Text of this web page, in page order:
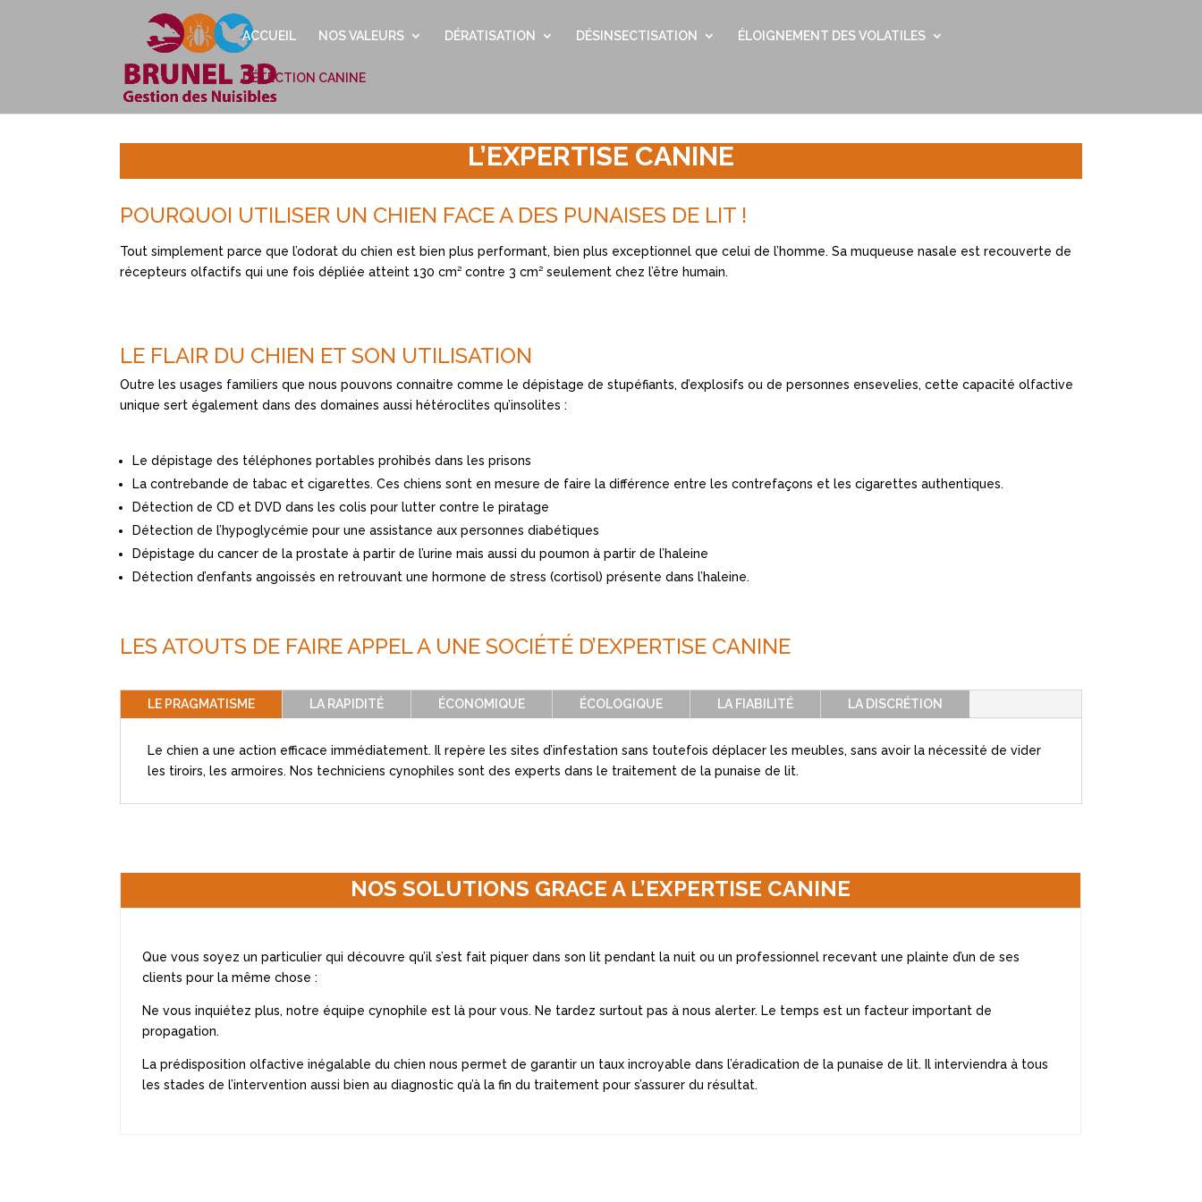
ACCUEIL NOS VALEURS DÉRATISATION DÉSINSECTISATION ÉLOIGNEMENT DES VOLATILES
DÉTECTION CANINE
L’EXPERTISE CANINE
POURQUOI UTILISER UN CHIEN FACE A DES PUNAISES DE LIT !
Tout simplement parce que l’odorat du chien est bien plus performant, bien plus exceptionnel que celui de l’homme. Sa muqueuse nasale est recouverte de
récepteurs olfactifs qui une fois dépliée atteint 130 cm² contre 3 cm² seulement chez l’être humain.
LE FLAIR DU CHIEN ET SON UTILISATION
Outre les usages familiers que nous pouvons connaitre comme le dépistage de stupéfiants, d’explosifs ou de personnes ensevelies, cette capacité olfactive
unique sert également dans des domaines aussi hétéroclites qu’insolites :
Le dépistage des téléphones portables prohibés dans les prisons
La contrebande de tabac et cigarettes. Ces chiens sont en mesure de faire la différence entre les contrefaçons et les cigarettes authentiques.
Détection de CD et DVD dans les colis pour lutter contre le piratage
Détection de l’hypoglycémie pour une assistance aux personnes diabétiques
Dépistage du cancer de la prostate à partir de l’urine mais aussi du poumon à partir de l’haleine
Détection d’enfants angoissés en retrouvant une hormone de stress (cortisol) présente dans l’haleine.
LES ATOUTS DE FAIRE APPEL A UNE SOCIÉTÉ D’EXPERTISE CANINE
LE PRAGMATISME LA RAPIDITÉ ÉCONOMIQUE ÉCOLOGIQUE LA FIABILITÉ LA DISCRÉTION
Le chien a une action efficace immédiatement. Il repère les sites d’infestation sans toutefois déplacer les meubles, sans avoir la nécessité de vider
les tiroirs, les armoires. Nos techniciens cynophiles sont des experts dans le traitement de la punaise de lit.
NOS SOLUTIONS GRACE A L’EXPERTISE CANINE
Que vous soyez un particulier qui découvre qu’il s’est fait piquer dans son lit pendant la nuit ou un professionnel recevant une plainte d’un de ses
clients pour la même chose :
Ne vous inquiétez plus, notre équipe cynophile est là pour vous. Ne tardez surtout pas à nous alerter. Le temps est un facteur important de
propagation.
La prédisposition olfactive inégalable du chien nous permet de garantir un taux incroyable dans l’éradication de la punaise de lit. Il interviendra à tous
les stades de l’intervention aussi bien au diagnostic qu’à la fin du traitement pour s’assurer du résultat.